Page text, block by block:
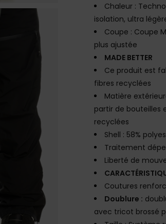
Chaleur :
isolation, ultra
Coupe : Coupe
plus ajustée
MADE BETTER
Ce produit est
fibres recyclées
Matière
partir de bouteilles
recyclées
Shell : 58%
Traitement
Liberté de
Coutures
Doublure :
avec tricot brossé